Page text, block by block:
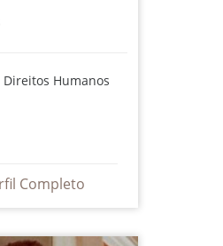
Humanos
Completo